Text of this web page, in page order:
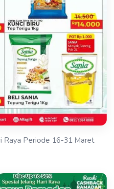
Raya Periode 16-31 Maret